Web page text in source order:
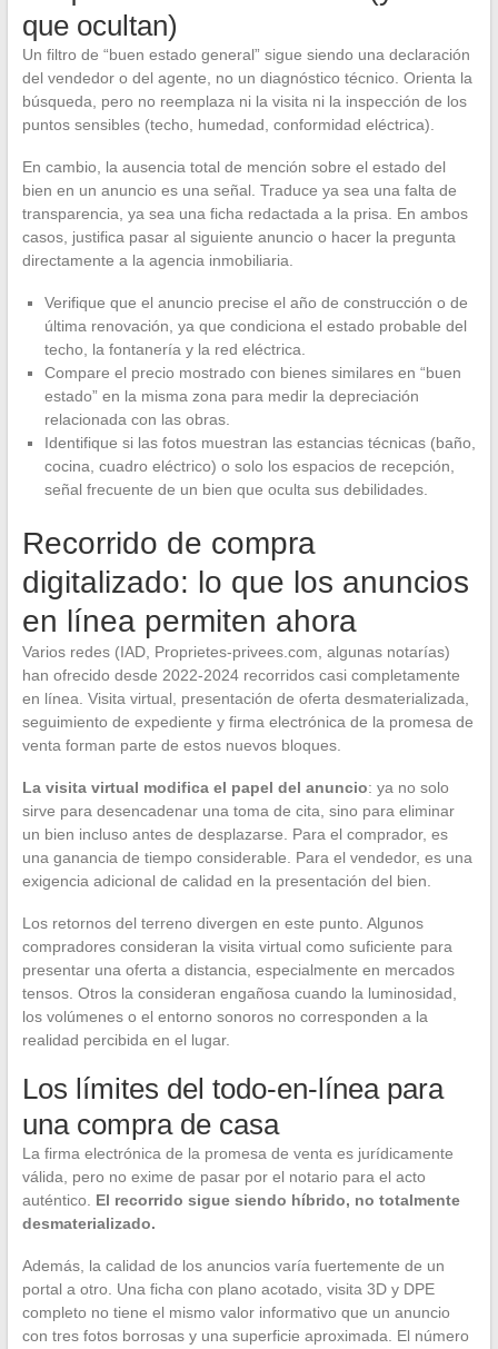
que ocultan)
Un filtro de “buen estado general” sigue siendo una declaración
del vendedor o del agente, no un diagnóstico técnico. Orienta la
búsqueda, pero no reemplaza ni la visita ni la inspección de los
puntos sensibles (techo, humedad, conformidad eléctrica).
En cambio, la ausencia total de mención sobre el estado del
bien en un anuncio es una señal. Traduce ya sea una falta de
transparencia, ya sea una ficha redactada a la prisa. En ambos
casos, justifica pasar al siguiente anuncio o hacer la pregunta
directamente a la agencia inmobiliaria.
Verifique que el anuncio precise el año de construcción o de
última renovación, ya que condiciona el estado probable del
techo, la fontanería y la red eléctrica.
Compare el precio mostrado con bienes similares en “buen
estado” en la misma zona para medir la depreciación
relacionada con las obras.
Identifique si las fotos muestran las estancias técnicas (baño,
cocina, cuadro eléctrico) o solo los espacios de recepción,
señal frecuente de un bien que oculta sus debilidades.
Recorrido de compra
digitalizado: lo que los anuncios
en línea permiten ahora
Varios redes (IAD, Proprietes-privees.com, algunas notarías)
han ofrecido desde 2022-2024 recorridos casi completamente
en línea. Visita virtual, presentación de oferta desmaterializada,
seguimiento de expediente y firma electrónica de la promesa de
venta forman parte de estos nuevos bloques.
La visita virtual modifica el papel del anuncio: ya no solo
sirve para desencadenar una toma de cita, sino para eliminar
un bien incluso antes de desplazarse. Para el comprador, es
una ganancia de tiempo considerable. Para el vendedor, es una
exigencia adicional de calidad en la presentación del bien.
Los retornos del terreno divergen en este punto. Algunos
compradores consideran la visita virtual como suficiente para
presentar una oferta a distancia, especialmente en mercados
tensos. Otros la consideran engañosa cuando la luminosidad,
los volúmenes o el entorno sonoros no corresponden a la
realidad percibida en el lugar.
Los límites del todo-en-línea para
una compra de casa
La firma electrónica de la promesa de venta es jurídicamente
válida, pero no exime de pasar por el notario para el acto
auténtico. El recorrido sigue siendo híbrido, no totalmente
desmaterializado.
Además, la calidad de los anuncios varía fuertemente de un
portal a otro. Una ficha con plano acotado, visita 3D y DPE
completo no tiene el mismo valor informativo que un anuncio
con tres fotos borrosas y una superficie aproximada. El número